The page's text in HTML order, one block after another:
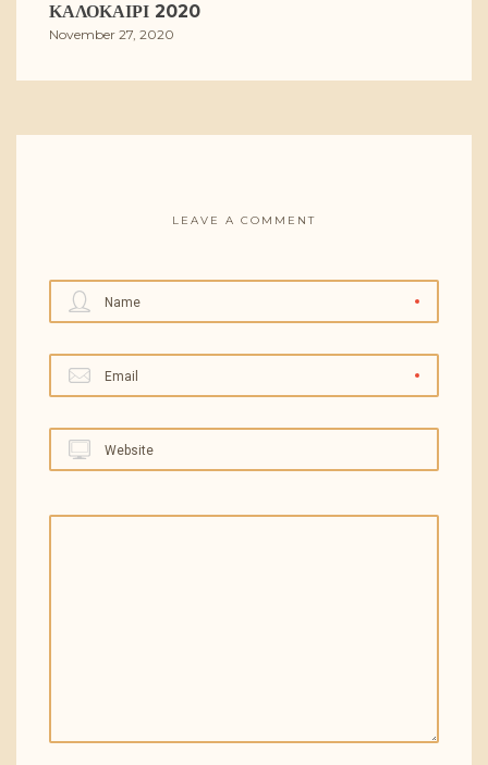
ΚΑΛΟΚΑΊΡΙ 2020
November 27, 2020
LEAVE A COMMENT
Name
Email
Website